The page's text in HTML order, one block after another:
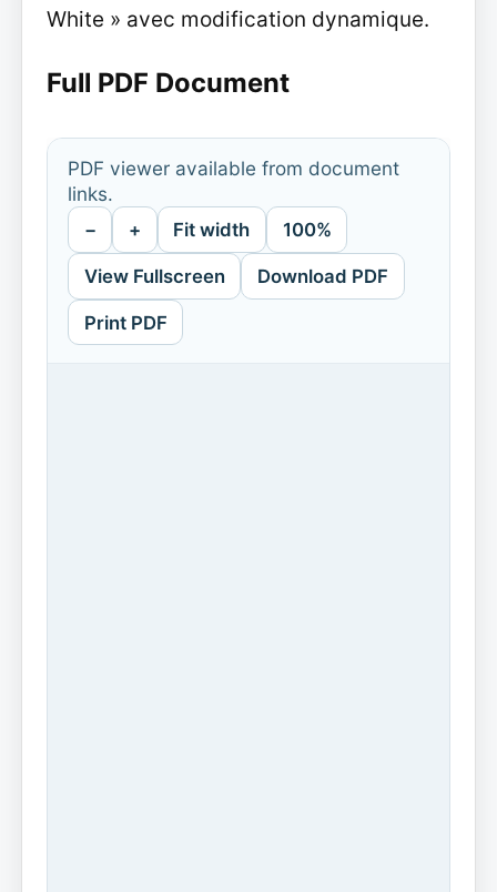
White » avec modification dynamique.
Full PDF Document
PDF viewer available from document
links.
− + Fit width 100%
View Fullscreen Download PDF
Print PDF